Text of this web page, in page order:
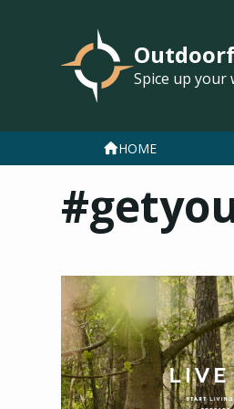
Spice up your
HOME